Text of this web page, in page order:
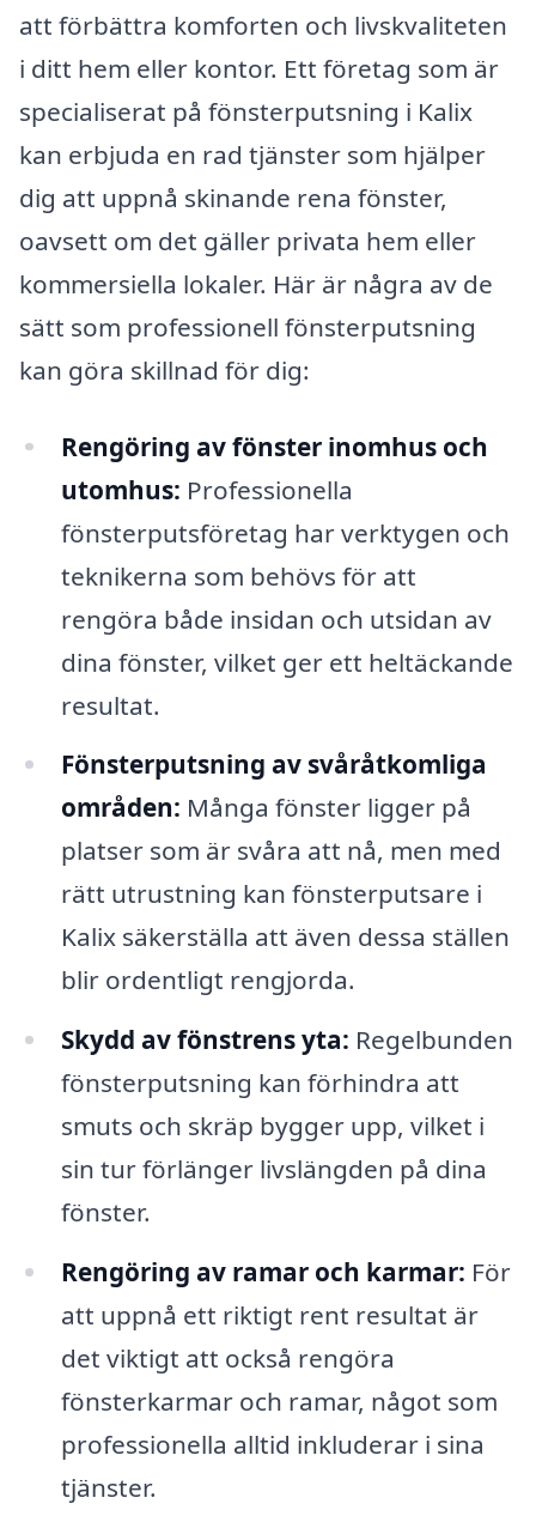
att förbättra komforten och livskvaliteten
i ditt hem eller kontor. Ett företag som är
specialiserat på fönsterputsning i Kalix
kan erbjuda en rad tjänster som hjälper
dig att uppnå skinande rena fönster,
oavsett om det gäller privata hem eller
kommersiella lokaler. Här är några av de
sätt som professionell fönsterputsning
kan göra skillnad för dig:
Rengöring av fönster inomhus och
utomhus: Professionella
fönsterputsföretag har verktygen och
teknikerna som behövs för att
rengöra både insidan och utsidan av
dina fönster, vilket ger ett heltäckande
resultat.
Fönsterputsning av svåråtkomliga
områden: Många fönster ligger på
platser som är svåra att nå, men med
rätt utrustning kan fönsterputsare i
Kalix säkerställa att även dessa ställen
blir ordentligt rengjorda.
Skydd av fönstrens yta: Regelbunden
fönsterputsning kan förhindra att
smuts och skräp bygger upp, vilket i
sin tur förlänger livslängden på dina
fönster.
Rengöring av ramar och karmar: För
att uppnå ett riktigt rent resultat är
det viktigt att också rengöra
fönsterkarmar och ramar, något som
professionella alltid inkluderar i sina
tjänster.